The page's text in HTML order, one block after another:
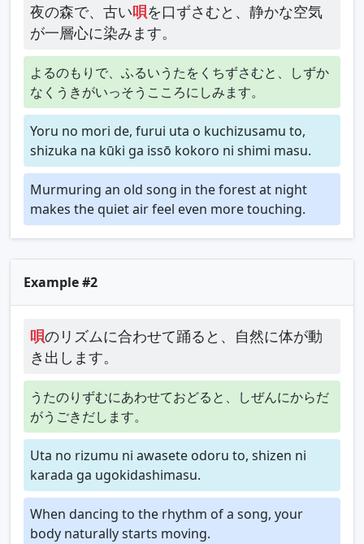
夜の森で、古い唄を口ずさむと、静かな空気
が一層心に染みます。
よるのもりで、ふるいうたをくちずさむと、しずか
なくうきがいっそうこころにしみます。
Yoru no mori de, furui uta o kuchizusamu to,
shizuka na kūki ga issō kokoro ni shimi masu.
Murmuring an old song in the forest at night
makes the quiet air feel even more touching.
Example #2
唄のリズムに合わせて踊ると、自然に体が動
き出します。
うたのりずむにあわせておどると、しぜんにからだ
がうごきだします。
Uta no rizumu ni awasete odoru to, shizen ni
karada ga ugokidashimasu.
When dancing to the rhythm of a song, your
body naturally starts moving.